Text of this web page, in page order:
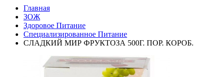
Главная
ЗОЖ
Здоровое Питание
Специализированное Питание
СЛАДКИЙ МИР ФРУКТОЗА 500Г. ПОР. КОРОБ.